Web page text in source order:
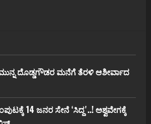
ದೊಡ್ಡಗೌಡರ ಮನೆಗೆ ತೆರಳಿ ಆಶೀರ್ವಾದ
14 ಜನರ ಸೇನೆ ʻಸಿದ್ದʼ..! ಅಶ್ವವೇಗಕ್ಕೆ